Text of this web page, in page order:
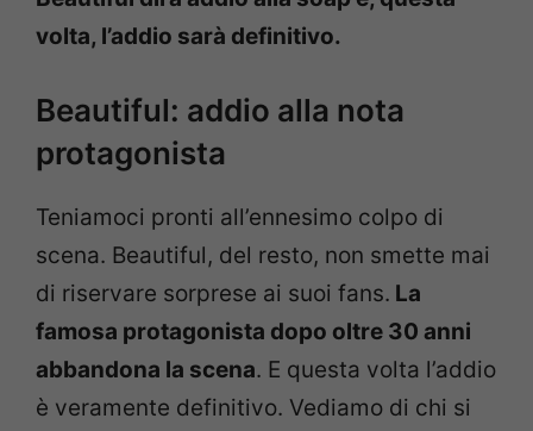
volta, l’addio sarà definitivo.
Beautiful: addio alla nota
protagonista
Teniamoci pronti all’ennesimo colpo di
scena. Beautiful, del resto, non smette mai
di riservare sorprese ai suoi fans. La
famosa protagonista dopo oltre 30 anni
abbandona la scena. E questa volta l’addio
è veramente definitivo. Vediamo di chi si